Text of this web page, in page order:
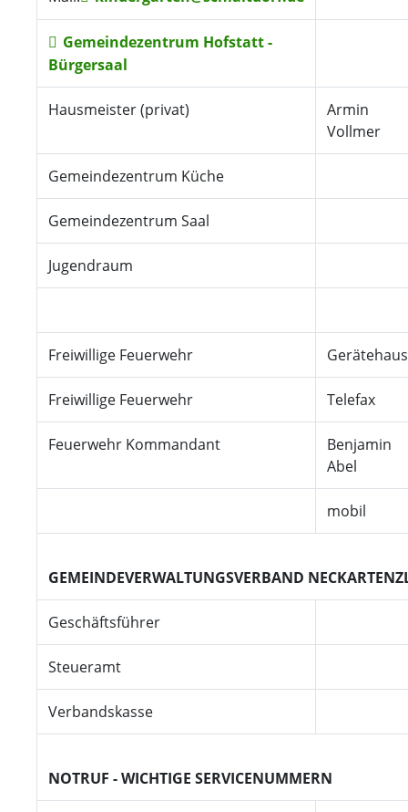
Gemeindezentrum Hofstatt -
Bürgersaal
Hausmeister (privat)
Armin
Vollmer
Gemeindezentrum Küche
Gemeindezentrum Saal
Jugendraum
Freiwillige Feuerwehr Gerätehaus
Freiwillige Feuerwehr Telefax
Feuerwehr Kommandant
Benjamin
Abel
mobil
GEMEINDEVERWALTUNGSVERBAND
Geschäftsführer
Steueramt
Verbandskasse
NOTRUF - WICHTIGE SERVICENUMMERN